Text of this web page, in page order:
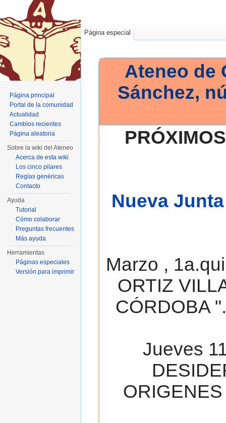
Ateneo de
Sánchez,
Nueva
Marzo ,
ORTIZ
CÓRDOBA
Jueves
Página especial
Página principal
Portal de la comunidad
Actualidad
Cambios recientes
Página aleatoria
Sobre la wiki del Ateneo
Acerca de esta wiki
Los cinco pilares
Reglas genéricas
Contacto
Ayuda
Tutorial
Cómo colaborar
Preguntas frecuentes
Más ayuda
Herramientas
Páginas especiales
Versión para imprimir